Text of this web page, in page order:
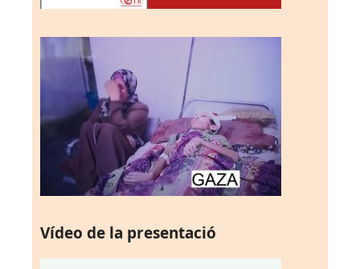
Vídeo de la presentació